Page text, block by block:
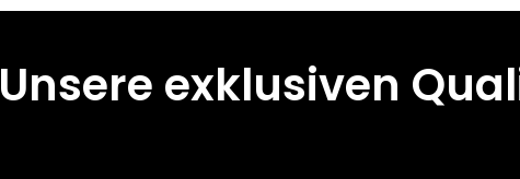
Unsere exklusiven